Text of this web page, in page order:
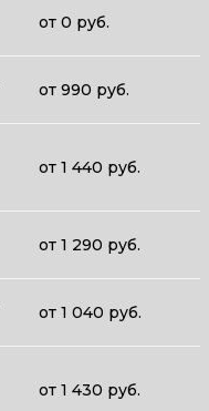
от 0 руб.
от 990 руб.
от 1 440 руб.
от 1 290 руб.
от 1 040 руб.
от 1 430 руб.